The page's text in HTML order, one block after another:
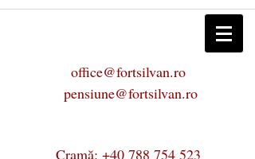
office@fortsilvan.ro
pensiune@fortsilvan.ro
Cramă: +40 788 754 523